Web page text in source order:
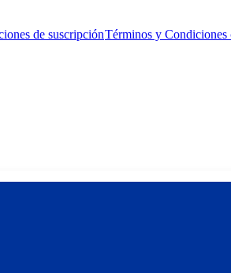
de suscripciónTérminos y Condiciones